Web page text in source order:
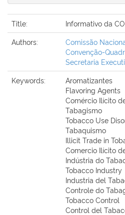
Title:
Informativo da
Authors:
Comissão
Convenção-
Secretaria
Keywords:
Aromatizantes
Flavoring Agents
Comércio Ilícito
Tabagismo
Tobacco Use
Tabaquismo
Illicit Trade in
Comercio Ilícito
Indústria do
Tobacco Industry
Industria del
Controle do
Tobacco Control
Control del